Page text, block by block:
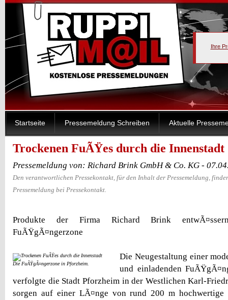
Ihre
Startseite Pressemeldung Schreiben Aktuelle
Trockenen FuÃŸes durch die Innenstadt
Pressemeldung von: Richard Brink GmbH & Co. KG -
Den verantwortlichen Pressekontakt, für den Inhalt der Pressemeldung,
Pressemeldung bei Pressekontakt.
Produkte der Firma Richard Brink
FuÃŸgÃ¤ngerzone
Die FuÃŸgÃ¤ngerzone in Pforzheim.
Die Neugestaltung einer
und einladenden
verfolgte die Stadt Pforzheim in der Westlichen Karl-
sorgen auf einer LÃ¤nge von rund 200 m hochwertige